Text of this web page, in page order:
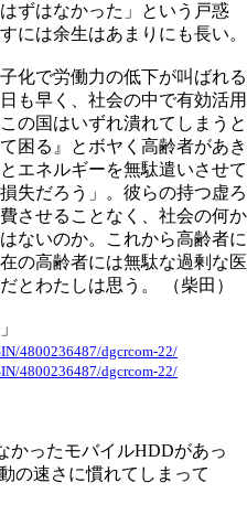
ずはなかった」という戸惑
には余生はあまりにも長い。
化で労働力の低下が叫ばれる
も早く、社会の中で有効活用
の国はいずれ潰れてしまうと
困る』とボヤく高齢者があき
エネルギーを無駄遣いさせて
失だろう」。彼らの持つ虚ろ
させることなく、社会の何か
ないのか。これから高齢者に
の高齢者には無駄な過剰な医
とわたしは思う。 （柴田）
4800236487/dgcrcom-22/
4800236487/dgcrcom-22/
かったモバイルHDDがあっ
の速さに慣れてしまって